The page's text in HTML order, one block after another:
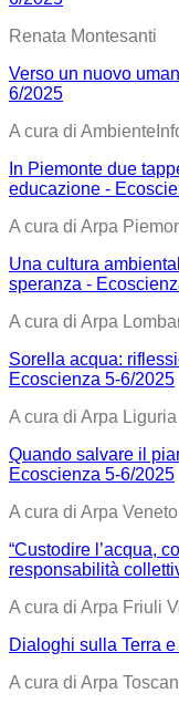
Renata Montesanti
Verso un nuovo
6/2025
A cura di
In Piemonte due
educazione -
A cura di Arpa
Una cultura
speranza -
A cura di Arpa
Sorella acqua:
Ecoscienza 5-6/2025
A cura di Arpa Liguria
Quando salvare il
Ecoscienza 5-6/2025
A cura di Arpa Veneto
“Custodire l’acqua,
responsabilità
A cura di Arpa Friuli
Dialoghi sulla Terra
A cura di Arpa